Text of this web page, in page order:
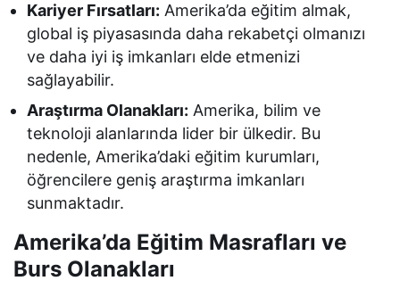
Kariyer Fırsatları: Amerika’da eğitim almak,
global iş piyasasında daha rekabetçi olmanızı
ve daha iyi iş imkanları elde etmenizi
sağlayabilir.
Araştırma Olanakları: Amerika, bilim ve
teknoloji alanlarında lider bir ülkedir. Bu
nedenle, Amerika’daki eğitim kurumları,
öğrencilere geniş araştırma imkanları
sunmaktadır.
Amerika’da Eğitim Masrafları ve
Burs Olanakları